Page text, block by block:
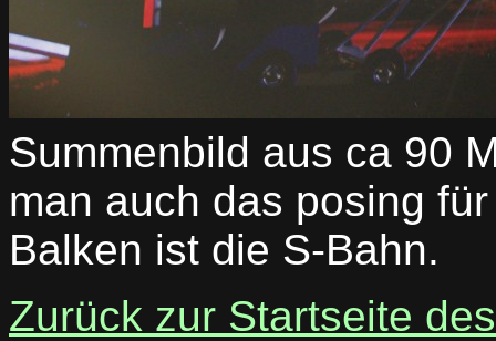
Summenbild aus ca 90
man auch das posing
Balken ist die S-Bahn.
Zurück zur Startseite